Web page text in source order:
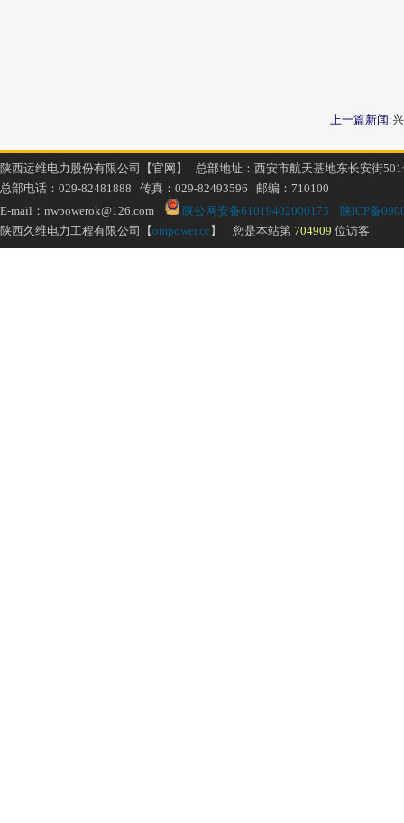
上一篇新闻:
陕西运维电力股份有限公司【官网】 总部地址：西安市航天基地东长安街
总部电话：029-82481888 传真：029-82493596 邮编：710100
E-mail：nwpowerok@126.com
陕公网安备61019402000173
陕ICP备
陕西久维电力工程有限公司【ompower.cc 】 您是本站第 704909 位访客